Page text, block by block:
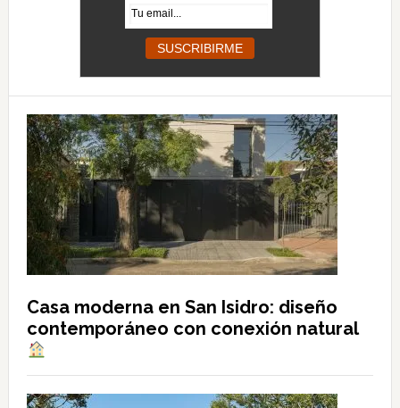
Casa moderna en San Isidro: diseño
contemporáneo con conexión natural